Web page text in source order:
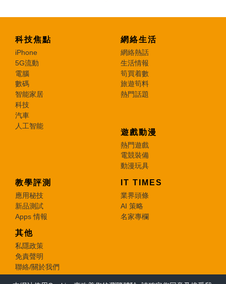
科技焦點
iPhone
5G流動
電腦
數碼
智能家居
科技
汽車
人工智能
網絡生活
網絡熱話
生活情報
筍買着數
旅遊筍料
熱門話題
遊戲動漫
熱門遊戲
電競裝備
動漫玩具
教學評測
應用秘技
新品測試
Apps 情報
IT TIMES
業界頭條
AI 策略
名家專欄
其他
私隱政策
免責聲明
聯絡/關於我們